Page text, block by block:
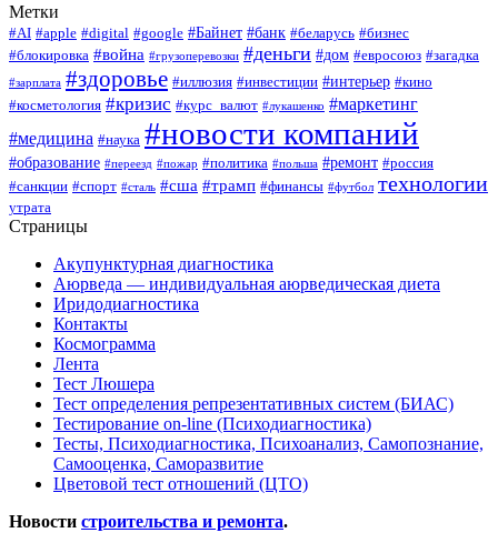
Метки
#AI #apple #digital #google #Байнет #банк #беларусь #бизнес
#блокировка #война #грузоперевозки #деньги #дом #евросоюз #загадка
#зарплата #здоровье #иллюзия #инвестиции #интерьер #кино
#косметология #кризис #курс_валют #лукашенко #маркетинг
#медицина #наука #новости компаний
#образование #переезд #пожар #политика #польша #ремонт #россия
#санкции #спорт #сталь #сша #трамп #финансы #футбол технологии
утрата
Страницы
Акупунктурная диагностика
Аюрведа — индивидуальная аюрведическая диета
Иридодиагностика
Контакты
Космограмма
Лента
Тест Люшера
Тест определения репрезентативных систем (БИАС)
Тестирование on-line (Психодиагностика)
Тесты, Психодиагностика, Психоанализ, Самопознание,
Самооценка, Саморазвитие
Цветовой тест отношений (ЦТО)
Новости строительства и ремонта.